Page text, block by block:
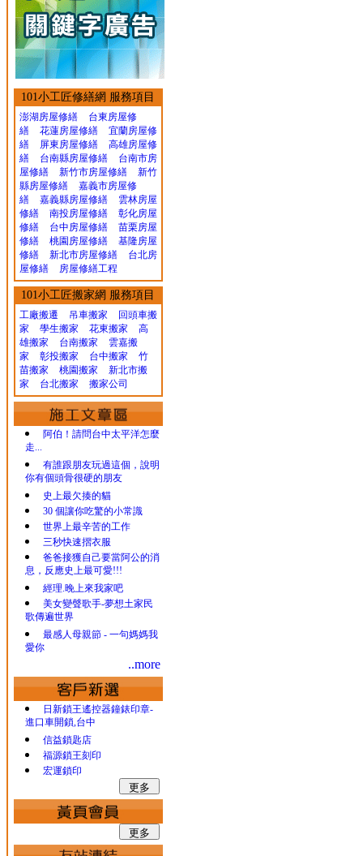
101小工匠修繕網 服務項目
澎湖房屋修繕
台東房屋修
繕
花蓮房屋修繕
宜蘭房屋修
繕
屏東房屋修繕
高雄房屋修
繕
台南縣房屋修繕
台南市房
屋修繕
新竹市房屋修繕
新竹
縣房屋修繕
嘉義市房屋修
繕
嘉義縣房屋修繕
雲林房屋
修繕
南投房屋修繕
彰化房屋
修繕
台中房屋修繕
苗栗房屋
修繕
桃園房屋修繕
基隆房屋
修繕
新北市房屋修繕
台北房
屋修繕
房屋修繕工程
101小工匠搬家網 服務項目
工廠搬遷 吊車搬家
回頭車搬
家
學生搬家 花東搬家
高
雄搬家
台南搬家
雲嘉搬
家
彰投搬家 台中搬家
竹
苗搬家
桃園搬家
新北市搬
家
台北搬家 搬家公司
阿伯！請問台中太平洋怎麼
走...
有誰跟朋友玩過這個，說明
你有個頭骨很硬的朋友
史上最欠揍的貓
30 個讓你吃驚的小常識
世界上最辛苦的工作
三秒快速摺衣服
爸爸接獲自己要當阿公的消
息，反應史上最可愛!!!
經理.晚上來我家吧
美女變聲歌手-夢想土家民
歌傳遍世界
最感人母親節 - 一句媽媽我
愛你
..more
日新鎖王遙控器鐘錶印章-
進口車開鎖,台中
信益鎖匙店
福源鎖王刻印
宏運鎖印